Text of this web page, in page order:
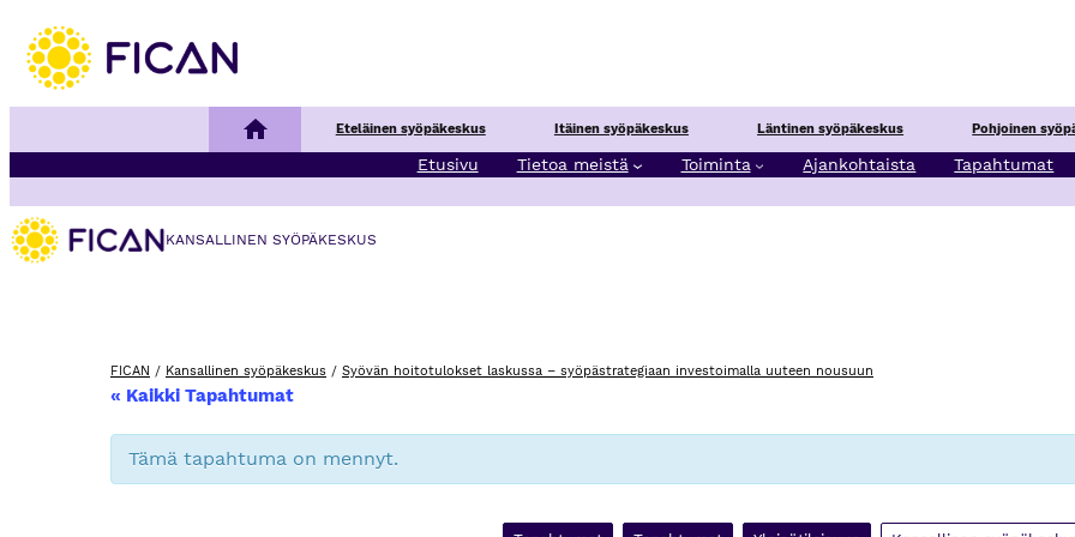
Kansallinen syöpäkeskusEteläinen syöpäkeskus Itäinen syöpäkeskus Läntinen syöpäkeskus Pohjoinen
Etusivu Tietoa meistä Toiminta Ajankohtaista Tapahtumat
KANSALLINEN SYÖPÄKESKUS
FICAN / Kansallinen syöpäkeskus / Syövän hoitotulokset laskussa – syöpästrategiaan investoimalla uuteen nousuun
« Kaikki Tapahtumat
Tämä tapahtuma on mennyt.